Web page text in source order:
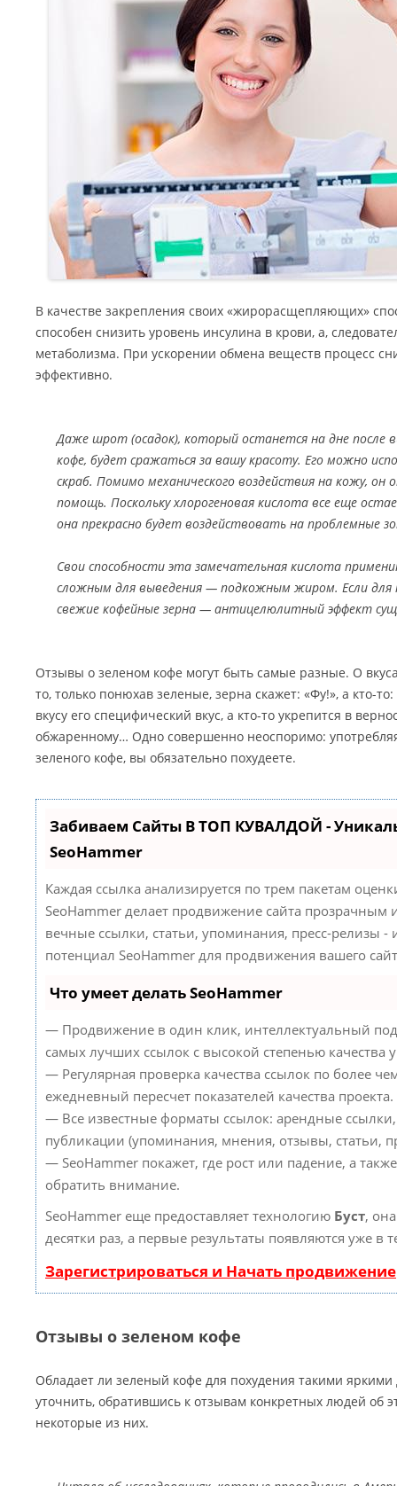
В качестве закрепления своих «жирорасщепляющих»
способен снизить уровень инсулина в крови, а,
метаболизма. При ускорении обмена веществ процесс
эффективно.
Даже шрот (осадок), который останется на дне после
кофе, будет сражаться за вашу красоту. Его можно
скраб. Помимо механического воздействия на кожу, он
помощь. Поскольку хлорогеновая кислота все еще
она прекрасно будет воздействовать на проблемные
Свои способности эта замечательная кислота
сложным для выведения — подкожным жиром. Если для
свежие кофейные зерна — антицелюлитный эффект
Отзывы о зеленом кофе могут быть самые разные. О
то, только понюхав зеленые, зерна скажет: «Фу!», а кто-
вкусу его специфический вкус, а кто-то укрепится в
обжаренному… Одно совершенно неоспоримо:
зеленого кофе, вы обязательно похудеете.
Забиваем Сайты В ТОП КУВАЛДОЙ -
SeoHammer
Каждая ссылка анализируется по трем пакетам
SeoHammer делает продвижение сайта прозрачным
вечные ссылки, статьи, упоминания, пресс-релизы -
потенциал SeoHammer для продвижения вашего
Что умеет делать SeoHammer
— Продвижение в один клик, интеллектуальный
самых лучших ссылок с высокой степенью качества
— Регулярная проверка качества ссылок по более
ежедневный пересчет показателей качества проекта.
— Все известные форматы ссылок: арендные
публикации (упоминания, мнения, отзывы, статьи,
— SeoHammer покажет, где рост или падение, а
обратить внимание.
SeoHammer еще предоставляет технологию Буст,
десятки раз, а первые результаты появляются уже в
Зарегистрироваться и Начать продвижение
Отзывы о зеленом кофе
Обладает ли зеленый кофе для похудения такими
уточнить, обратившись к отзывам конкретных людей об
некоторые из них.